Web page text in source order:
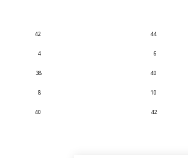
42
4
38
8
40
44
6
40
10
42